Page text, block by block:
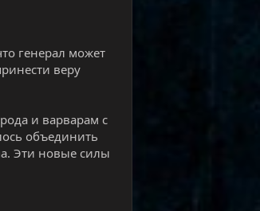
генерал может
веру
и варварам с
объединить
Эти новые силы